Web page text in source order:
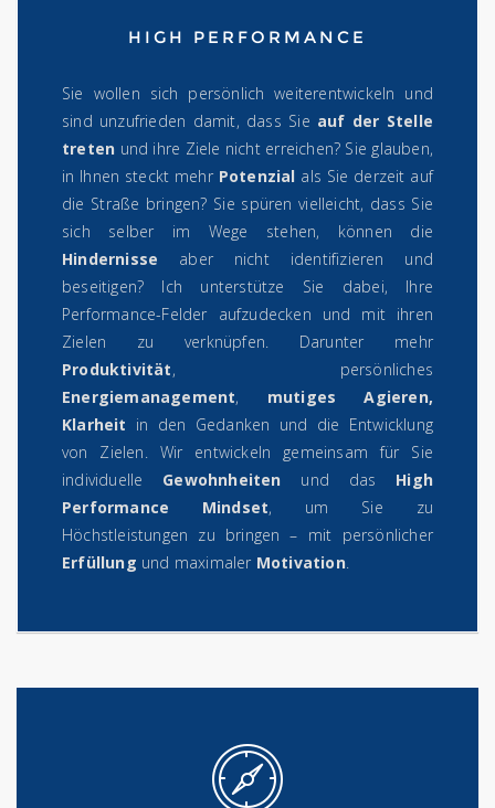
HIGH PERFORMANCE
Sie wollen sich persönlich weiterentwickeln und
sind unzufrieden damit, dass Sie auf der Stelle
treten und ihre Ziele nicht erreichen? Sie glauben,
in Ihnen steckt mehr Potenzial als Sie derzeit auf
die Straße bringen? Sie spüren vielleicht, dass Sie
sich selber im Wege stehen, können die
Hindernisse aber nicht identifizieren und
beseitigen? Ich unterstütze Sie dabei, Ihre
Performance-Felder aufzudecken und mit ihren
Zielen zu verknüpfen. Darunter mehr
Produktivität, persönliches
Energiemanagement, mutiges Agieren,
Klarheit in den Gedanken und die Entwicklung
von Zielen. Wir entwickeln gemeinsam für Sie
individuelle Gewohnheiten und das High
Performance Mindset, um Sie zu
Höchstleistungen zu bringen – mit persönlicher
Erfüllung und maximaler Motivation.